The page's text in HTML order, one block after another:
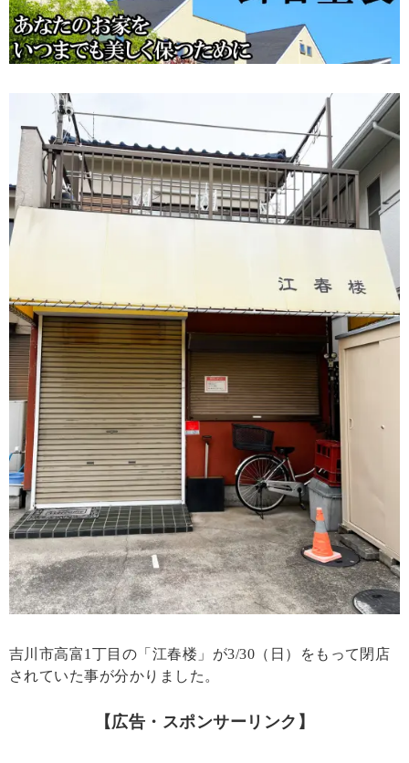
吉川市高富1丁目の「江春楼」が3/30（日）をもって閉店
されていた事が分かりました。
【広告・スポンサーリンク】